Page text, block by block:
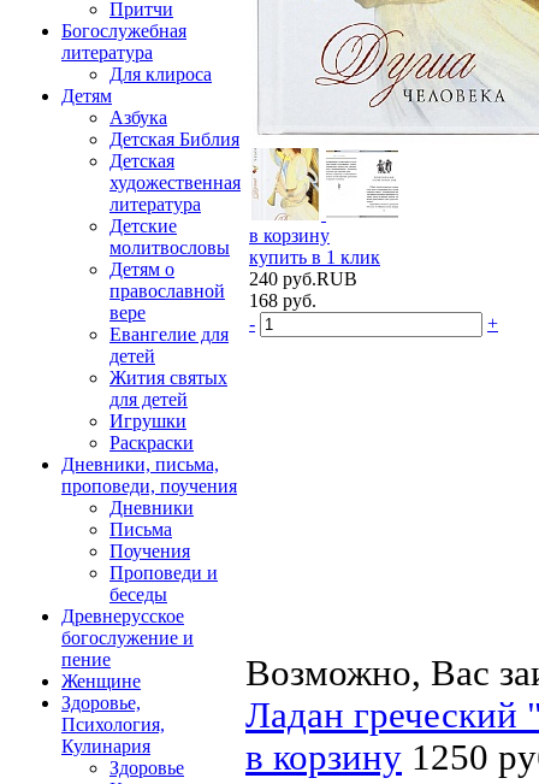
Притчи
Богослужебная
литература
Для клироса
Детям
Азбука
Детская Библия
Детская
художественная
литература
Детские
молитвословы
Детям о
православной
вере
Евангелие для
детей
Жития святых
для детей
Игрушки
Раскраски
Дневники, письма,
проповеди, поучения
Дневники
Письма
Поучения
Проповеди и
беседы
Древнерусское
богослужение и
пение
Женщине
Здоровье,
Психология,
Кулинария
Здоровье
в корзину
купить в 1 клик
240 руб.RUB
168 руб.
-
+
Возможно, Вас
Ладан греческий
в корзину 1250